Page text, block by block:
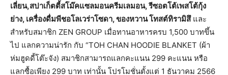
เลี่ยน,สปาเก็ตตี้สโม๊คแซลมอนครีมเลมอน, รีซอตโต้เพสโต้กุ้ง
ย่าง, เครื่องดื่มพีชอโลเวร่าโซดา, ของหวาน โทสต์ทิรามิสึและ
สำหรับสมาชิก ZEN GROUP เมื่อทานอาหารครบ 1,500 บาทขึ้น
ไป แลกความน่ารัก กับ “TOH CHAN HOODIE BLANKET (ผ้า
ห่มฮูดดี้โต๊ะจัง) สมาชิกสามารถแลกคะแนน 299 คะแนน หรือ
แลกซื้อเพียง 299 บาท เท่านั้น โปรโมชั่นตั้งแต่ 1 ธันวาคม 2566